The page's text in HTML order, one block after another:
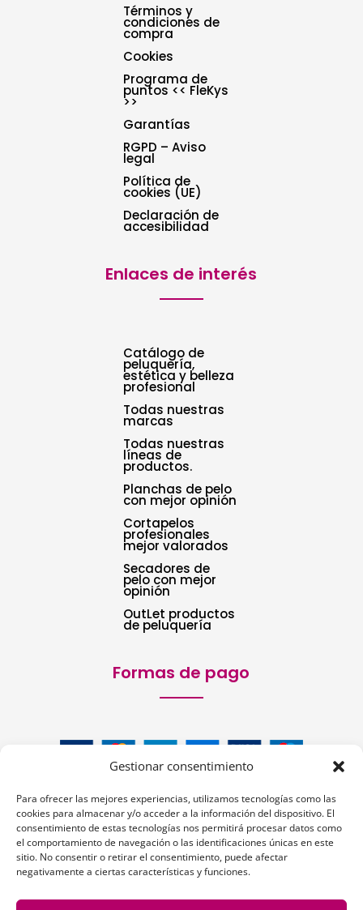
Gestionar consentimiento
Para ofrecer las mejores experiencias, utilizamos tecnologías como las
cookies para almacenar y/o acceder a la información del dispositivo. El
consentimiento de estas tecnologías nos permitirá procesar datos como
el comportamiento de navegación o las identificaciones únicas en este
sitio. No consentir o retirar el consentimiento, puede afectar
negativamente a ciertas características y funciones.
Términos y
condiciones de
compra
Cookies
Programa de
puntos << FleKys
>>
Garantías
RGPD – Aviso
legal
Política de
cookies (UE)
Declaración de
accesibilidad
Enlaces de interés
Catálogo de
peluquería,
estética y belleza
profesional
Todas nuestras
marcas
Todas nuestras
líneas de
productos.
Planchas de pelo
con mejor opinión
Cortapelos
profesionales
mejor valorados
Secadores de
pelo con mejor
opinión
OutLet productos
de peluquería
Formas de pago
Siguenos: